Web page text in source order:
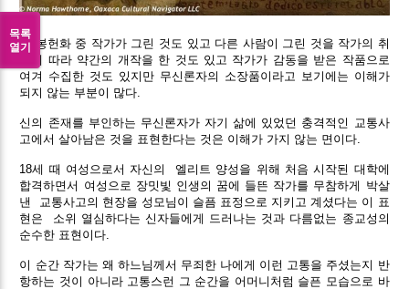
이 봉헌화 중 작가가 그린 것도 있고 다른 사람이 그린 것을 작가의 취
향에 따라 약간의 개작을 한 것도 있고 작가가 감동을 받은 작품으로
여겨 수집한 것도 있지만 무신론자의 소장품이라고 보기에는 이해가
되지 않는 부분이 많다.
신의 존재를 부인하는 무신론자가 자기 삶에 있었던 충격적인 교통사
고에서 살아남은 것을 표현한다는 것은 이해가 가지 않는 면이다.
18세 때 여성으로서 자신의 엘리트 양성을 위해 처음 시작된 대학에
합격하면서 여성으로 장밋빛 인생의 꿈에 들뜬 작가를 무참하게 박살
낸
교통사고의 현장을 성모님이 슬픔 표정으로 지키고 계셨다는 이 표
현은
소위 열심하다는 신자들에게 드러나는 것과 다름없는 종교성의
순수한 표현이다.
이 순간 작가는 왜 하느님께서 무죄한 나에게 이런 고통을 주셨는지 반
항하는 것이 아니라 고통스런 그 순간을 어머니처럼 슬픈 모습으로 바
목록
열기